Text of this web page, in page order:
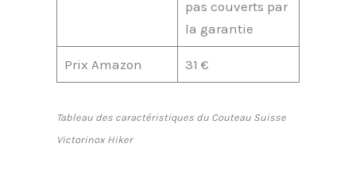
pas couverts par
la garantie
Prix Amazon 31 €
Tableau des caractéristiques du Couteau Suisse
Victorinox Hiker